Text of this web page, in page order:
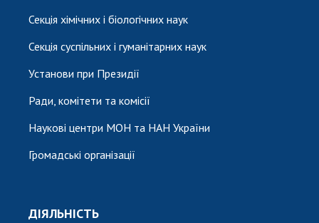
Секція хімічних і біологічних наук
Секція суспільних і гуманітарних наук
Установи при Президії
Ради, комітети та комісії
Наукові центри МОН та НАН України
Громадські організації
ДІЯЛЬНІСТЬ